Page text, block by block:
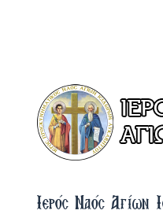
Ιερός Ναός Αγίων